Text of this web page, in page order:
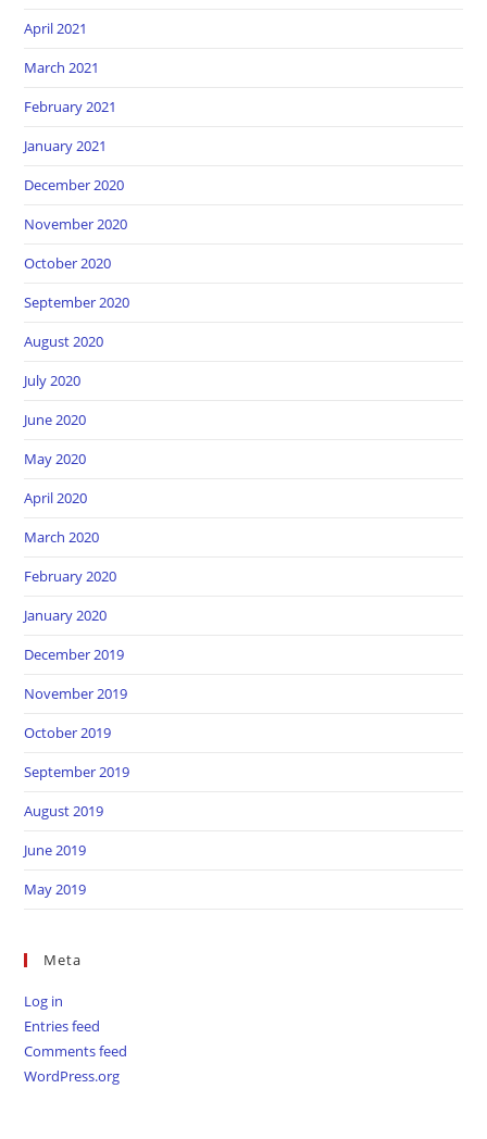
April 2021
March 2021
February 2021
January 2021
December 2020
November 2020
October 2020
September 2020
August 2020
July 2020
June 2020
May 2020
April 2020
March 2020
February 2020
January 2020
December 2019
November 2019
October 2019
September 2019
August 2019
June 2019
May 2019
Meta
Log in
Entries feed
Comments feed
WordPress.org